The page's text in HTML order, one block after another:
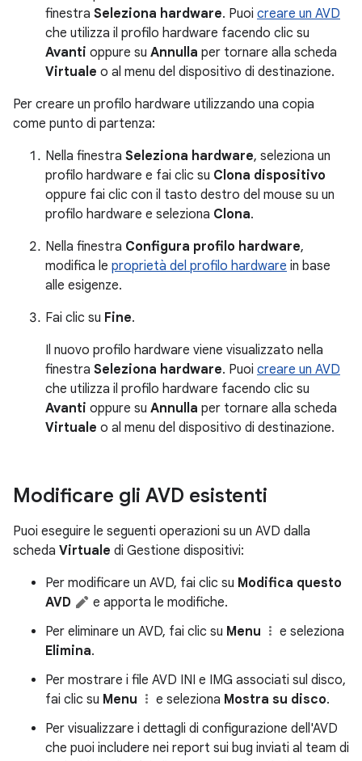
finestra Seleziona hardware. Puoi creare un AVD
che utilizza il profilo hardware facendo clic su
Avanti oppure su Annulla per tornare alla scheda
Virtuale o al menu del dispositivo di destinazione.
Per creare un profilo hardware utilizzando una copia
come punto di partenza:
Nella finestra Seleziona hardware, seleziona un
profilo hardware e fai clic su Clona dispositivo
oppure fai clic con il tasto destro del mouse su un
profilo hardware e seleziona Clona.
Nella finestra Configura profilo hardware,
modifica le proprietà del profilo hardware in base
alle esigenze.
Fai clic su Fine.
Il nuovo profilo hardware viene visualizzato nella
finestra Seleziona hardware. Puoi creare un AVD
che utilizza il profilo hardware facendo clic su
Avanti oppure su Annulla per tornare alla scheda
Virtuale o al menu del dispositivo di destinazione.
Modificare gli AVD esistenti
Puoi eseguire le seguenti operazioni su un AVD dalla
scheda Virtuale di Gestione dispositivi:
Per modificare un AVD, fai clic su Modifica questo
AVD
e apporta le modifiche.
Per eliminare un AVD, fai clic su Menu
e seleziona
Elimina.
Per mostrare i file AVD INI e IMG associati sul disco,
fai clic su Menu e seleziona Mostra su disco.
Per visualizzare i dettagli di configurazione dell'AVD
che puoi includere nei report sui bug inviati al team di